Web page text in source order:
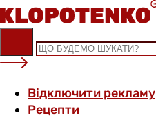
Skip
to
content
Відключити рекламу
Рецепти